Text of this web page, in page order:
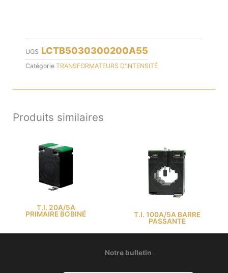
UGS LCTB5030300200A55
Catégorie TRANSFORMATEURS D'INTENSITÉ
Produits similaires
T.I. 20A/5A
PRIMAIRE BOBINÉ
T.I. 100A/5A BARRE
PASSANTE
Notre bulletin